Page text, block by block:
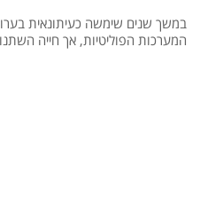
במשך שנים שימשה כעיתונאית
המערכות הפוליטיות, אך חייה השתנו בקיץ 2011, עם